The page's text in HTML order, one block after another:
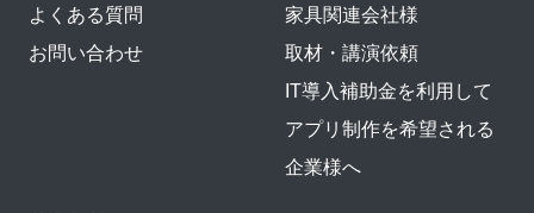
よくある質問
お問い合わせ
家具関連会社様
取材・講演依頼
IT導入補助金を利用して
アプリ制作を希望される
企業様へ